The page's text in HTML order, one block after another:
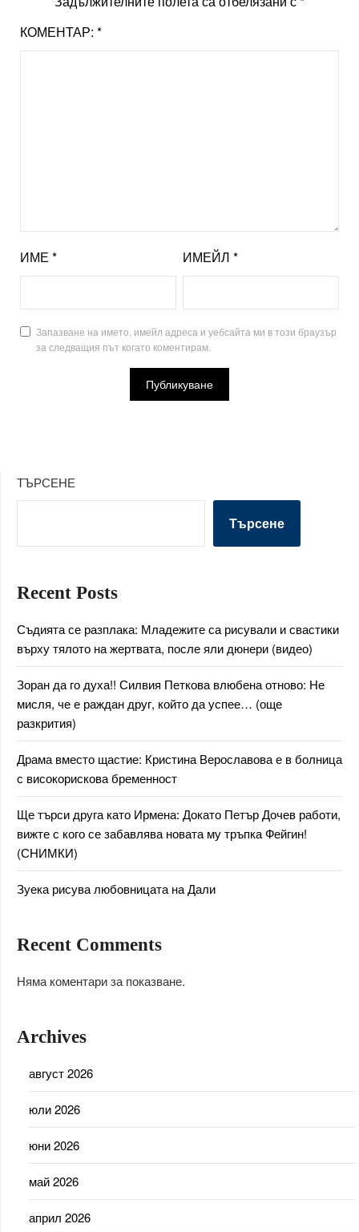
КОМЕНТАР: *
ИМЕ * ИМЕЙЛ *
Запазване на името, имейл адреса и уебсайта ми в този браузър
за следващия път когато коментирам.
ТЪРСЕНЕ
Търсене
Recent Posts
Съдията се разплака: Младежите са рисували и свастики
върху тялото на жертвата, после яли дюнери (видео)
Зоран да го духа!! Силвия Петкова влюбена отново: Не
мисля, че е раждан друг, който да успее… (още
разкрития)
Драма вместо щастие: Кристина Верославова е в болница
с високорискова бременност
Ще търси друга като Ирмена: Докато Петър Дочев работи,
вижте с кого се забавлява новата му тръпка Фейгин!
(СНИМКИ)
Зуека рисува любовницата на Дали
Recent Comments
Няма коментари за показване.
Archives
август 2026
юли 2026
юни 2026
май 2026
април 2026